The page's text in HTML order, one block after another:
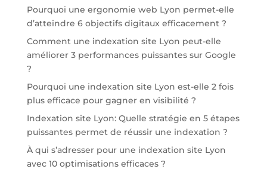
Pourquoi une ergonomie web Lyon permet-elle
d’atteindre 6 objectifs digitaux efficacement ?
Comment une indexation site Lyon peut-elle
améliorer 3 performances puissantes sur Google
?
Pourquoi une indexation site Lyon est-elle 2 fois
plus efficace pour gagner en visibilité ?
Indexation site Lyon: Quelle stratégie en 5 étapes
puissantes permet de réussir une indexation ?
À qui s’adresser pour une indexation site Lyon
avec 10 optimisations efficaces ?